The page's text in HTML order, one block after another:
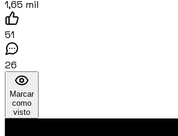
1,65 mil
51
26
Marcar
como
visto